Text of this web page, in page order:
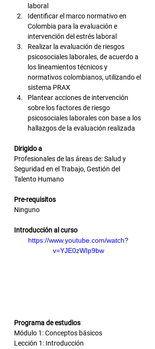
laboral
Identificar el marco normativo en
Colombia para la evaluación e
intervención del estrés laboral
Realizar la evaluación de riesgos
psicosociales laborales, de acuerdo a
los lineamientos técnicos y
normativos colombianos, utilizando el
sistema PRAX
Plantear acciones de intervención
sobre los factores de riesgo
psicosociales laborales con base a los
hallazgos de la evaluación realizada
Dirigido a
Profesionales de las áreas de: Salud y
Seguridad en el Trabajo, Gestión del
Talento Humano
Pre-requisitos
Ninguno
Introducción al curso
https://www.youtube.com/watch?
v=YJE0zWIp9bw
Programa de estudios
Módulo 1: Conceptos básicos
Lección 1: Introducción